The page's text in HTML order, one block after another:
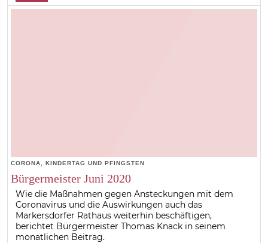
CORONA, KINDERTAG UND PFINGSTEN
Bürgermeister Juni 2020
Wie die Maßnahmen gegen Ansteckungen mit dem
Coronavirus und die Auswirkungen auch das
Markersdorfer Rathaus weiterhin beschäftigen,
berichtet Bürgermeister Thomas Knack in seinem
monatlichen Beitrag.